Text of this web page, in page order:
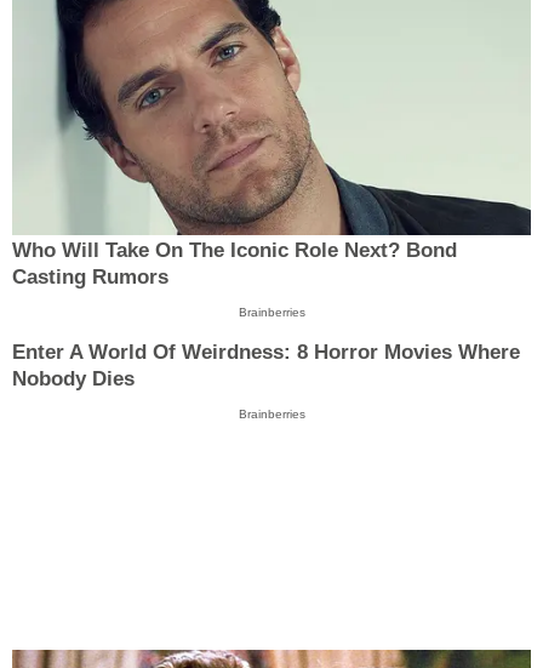
Who Will Take On The Iconic Role Next? Bond
Casting Rumors
Brainberries
Enter A World Of Weirdness: 8 Horror Movies Where
Nobody Dies
Brainberries